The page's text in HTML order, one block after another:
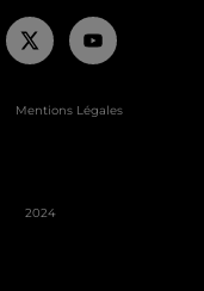
Mentions Légales
2024